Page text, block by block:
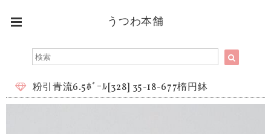
うつわ本舗
粉引青流6.5ﾎﾞｰﾙ[328] 35-18-677楕円鉢